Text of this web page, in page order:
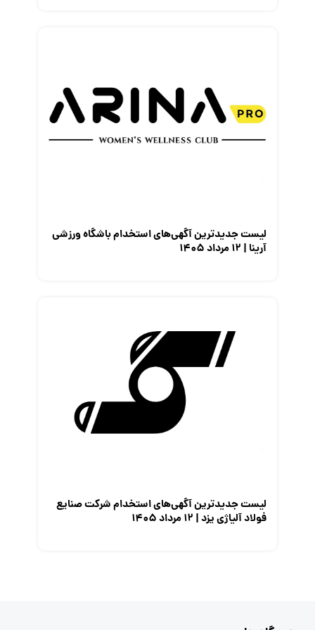
لیست جدیدترین آگهی‌های استخدام باشگاه ورزشی
آرینا | ۱۲ مرداد ۱۴۰۵
لیست جدیدترین آگهی‌های استخدام شرکت صنایع
فولاد آلیاژی یزد | ۱۲ مرداد ۱۴۰۵